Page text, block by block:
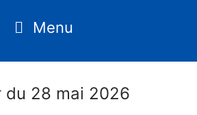
du 28 mai 2026